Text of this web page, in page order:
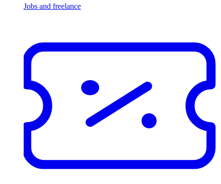
Jobs and freelance